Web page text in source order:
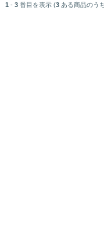
1 - 3 番目を表示 (3 ある商品のう